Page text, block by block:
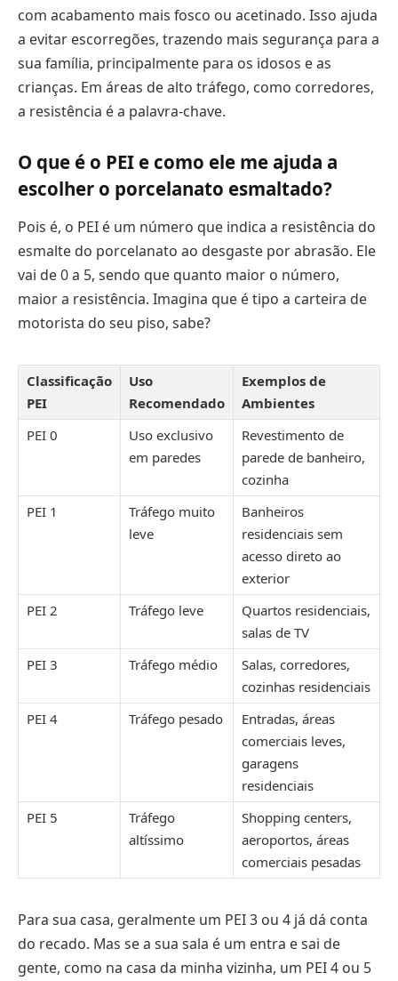
com acabamento mais fosco ou acetinado. Isso ajuda
a evitar escorregões, trazendo mais segurança para a
sua família, principalmente para os idosos e as
crianças. Em áreas de alto tráfego, como corredores,
a resistência é a palavra-chave.
O que é o PEI e como ele me ajuda a
escolher o porcelanato esmaltado?
Pois é, o PEI é um número que indica a resistência do
esmalte do porcelanato ao desgaste por abrasão. Ele
vai de 0 a 5, sendo que quanto maior o número,
maior a resistência. Imagina que é tipo a carteira de
motorista do seu piso, sabe?
Classificação
PEI
Uso
Recomendado
Exemplos de
Ambientes
PEI 0
Uso exclusivo
em paredes
Revestimento de
parede de banheiro,
cozinha
PEI 1
Tráfego muito
leve
Banheiros
residenciais sem
acesso direto ao
exterior
PEI 2
Tráfego leve
Quartos residenciais,
salas de TV
PEI 3
Tráfego médio
Salas, corredores,
cozinhas residenciais
PEI 4
Tráfego pesado
Entradas, áreas
comerciais leves,
garagens
residenciais
PEI 5
Tráfego
altíssimo
Shopping centers,
aeroportos, áreas
comerciais pesadas
Para sua casa, geralmente um PEI 3 ou 4 já dá conta
do recado. Mas se a sua sala é um entra e sai de
gente, como na casa da minha vizinha, um PEI 4 ou 5